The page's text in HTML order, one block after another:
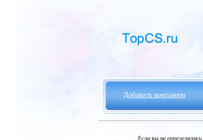
Добавить компанию
Если вы не